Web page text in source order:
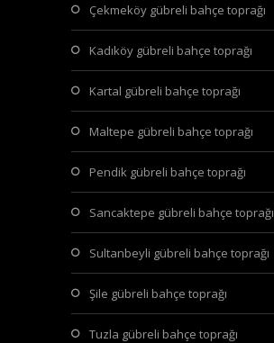
çekmeköy gübreli bahçe toprağı
kadıköy gübreli bahçe toprağı
kartal gübreli bahçe toprağı
maltepe gübreli bahçe toprağı
pendik gübreli bahçe toprağı
sancaktepe gübreli bahçe toprağı
sultanbeyli gübreli bahçe toprağı
şile gübreli bahçe toprağı
tuzla gübreli bahçe toprağı